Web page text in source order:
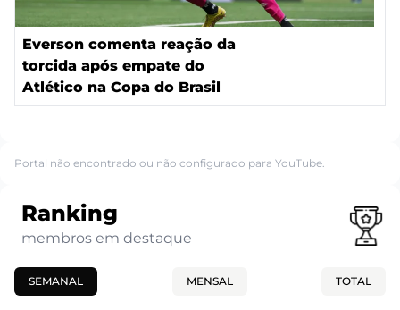
Everson comenta reação da
torcida após empate do
Atlético na Copa do Brasil
Portal não encontrado ou não configurado para YouTube.
Ranking
membros em destaque
SEMANAL MENSAL TOTAL